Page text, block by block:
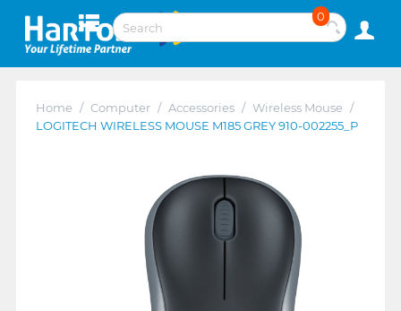
0
Home / Computer / Accessories / Wireless Mouse /
LOGITECH WIRELESS MOUSE M185 GREY 910-002255_P